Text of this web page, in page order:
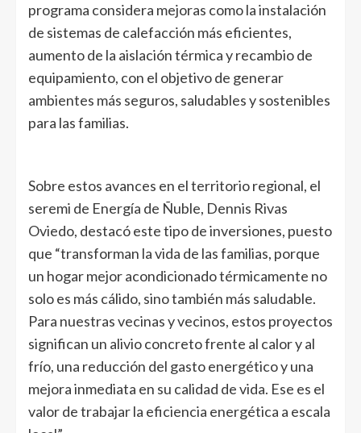
programa considera mejoras como la instalación
de sistemas de calefacción más eficientes,
aumento de la aislación térmica y recambio de
equipamiento, con el objetivo de generar
ambientes más seguros, saludables y sostenibles
para las familias.
Sobre estos avances en el territorio regional, el
seremi de Energía de Ñuble, Dennis Rivas
Oviedo, destacó este tipo de inversiones, puesto
que “transforman la vida de las familias, porque
un hogar mejor acondicionado térmicamente no
solo es más cálido, sino también más saludable.
Para nuestras vecinas y vecinos, estos proyectos
significan un alivio concreto frente al calor y al
frío, una reducción del gasto energético y una
mejora inmediata en su calidad de vida. Ese es el
valor de trabajar la eficiencia energética a escala